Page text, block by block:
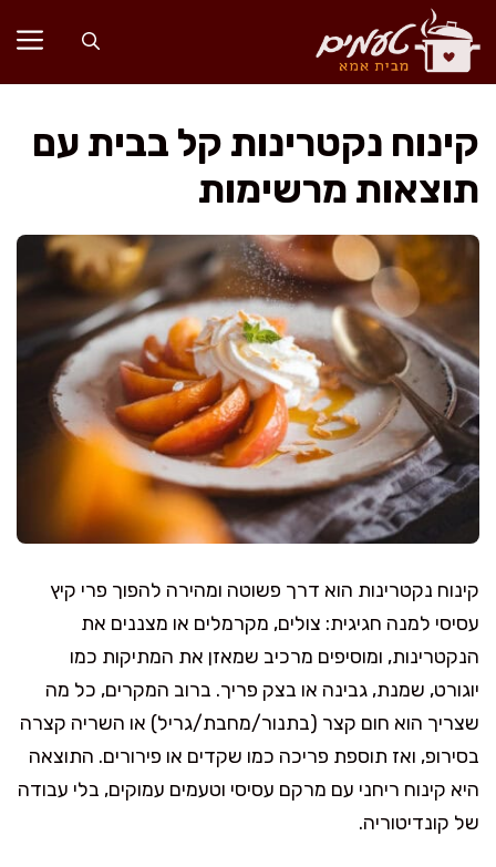
לדלג
לתוכן
קינוח נקטרינות קל בבית עם
תוצאות מרשימות
קינוח נקטרינות הוא דרך פשוטה ומהירה להפוך פרי קיץ
עסיסי למנה חגיגית: צולים, מקרמלים או מצננים את
הנקטרינות, ומוסיפים מרכיב שמאזן את המתיקות כמו
יוגורט, שמנת, גבינה או בצק פריך. ברוב המקרים, כל מה
שצריך הוא חום קצר (בתנור/מחבת/גריל) או השריה קצרה
בסירופ, ואז תוספת פריכה כמו שקדים או פירורים. התוצאה
היא קינוח ריחני עם מרקם עסיסי וטעמים עמוקים, בלי עבודה
של קונדיטוריה.